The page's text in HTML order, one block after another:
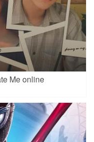
Me online